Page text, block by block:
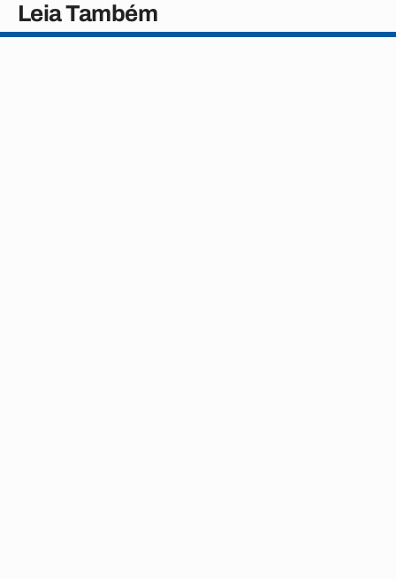
Leia Também